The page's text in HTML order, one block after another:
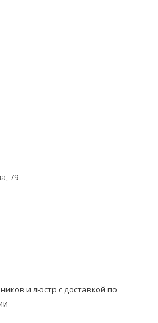
79
и люстр с доставкой по